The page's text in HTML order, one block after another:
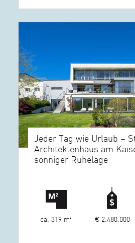
Jeder Tag wie Urlaub –
Architektenhaus am
sonniger Ruhelage
ca. 319 m² € 2.480.000